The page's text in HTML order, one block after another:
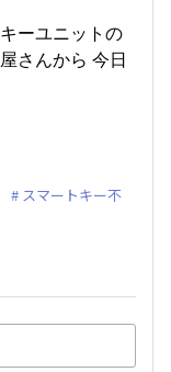
ーユニットの
さんから 今日
スマートキー不